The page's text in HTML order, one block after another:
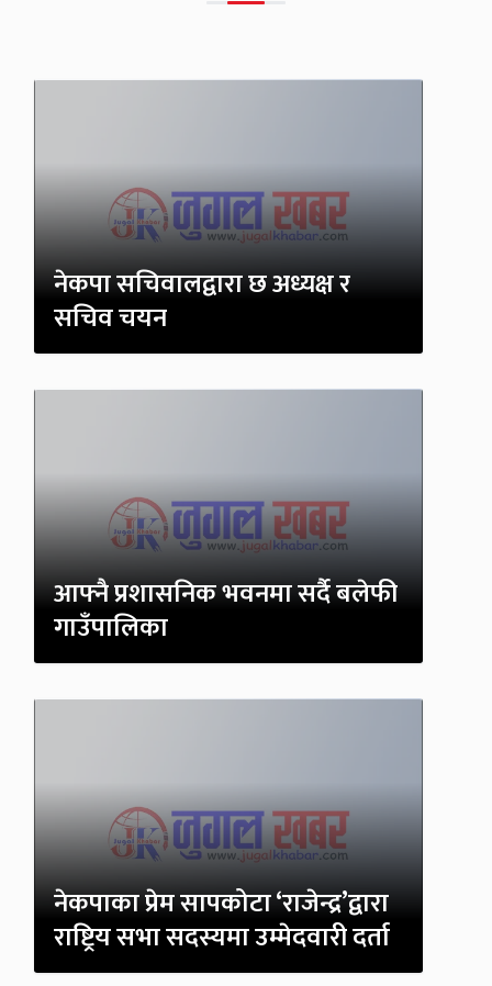
नेकपा सचिवालद्वारा छ अध्यक्ष र
सचिव चयन
आफ्नै प्रशासनिक भवनमा सर्दै बलेफी
गाउँपालिका
नेकपाका प्रेम सापकोटा ‘राजेन्द्र’द्वारा
राष्ट्रिय सभा सदस्यमा उम्मेदवारी दर्ता